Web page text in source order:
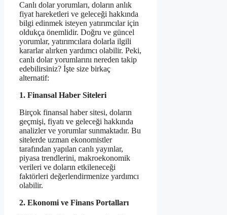
Canlı dolar yorumları, doların anlık
fiyat hareketleri ve geleceği hakkında
bilgi edinmek isteyen yatırımcılar için
oldukça önemlidir. Doğru ve güncel
yorumlar, yatırımcılara dolarla ilgili
kararlar alırken yardımcı olabilir. Peki,
canlı dolar yorumlarını nereden takip
edebilirsiniz? İşte size birkaç
alternatif:
1. Finansal Haber Siteleri
Birçok finansal haber sitesi, doların
geçmişi, fiyatı ve geleceği hakkında
analizler ve yorumlar sunmaktadır. Bu
sitelerde uzman ekonomistler
tarafından yapılan canlı yayınlar,
piyasa trendlerini, makroekonomik
verileri ve doların etkileneceği
faktörleri değerlendirmenize yardımcı
olabilir.
2. Ekonomi ve Finans Portalları